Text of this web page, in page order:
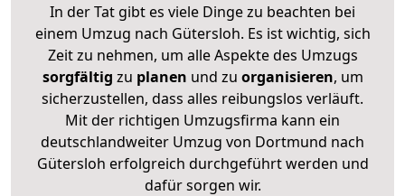
In der Tat gibt es viele Dinge zu beachten bei
einem Umzug nach Gütersloh. Es ist wichtig, sich
Zeit zu nehmen, um alle Aspekte des Umzugs
sorgfältig zu planen und zu organisieren, um
sicherzustellen, dass alles reibungslos verläuft.
Mit der richtigen Umzugsfirma kann ein
deutschlandweiter Umzug von Dortmund nach
Gütersloh erfolgreich durchgeführt werden und
dafür sorgen wir.